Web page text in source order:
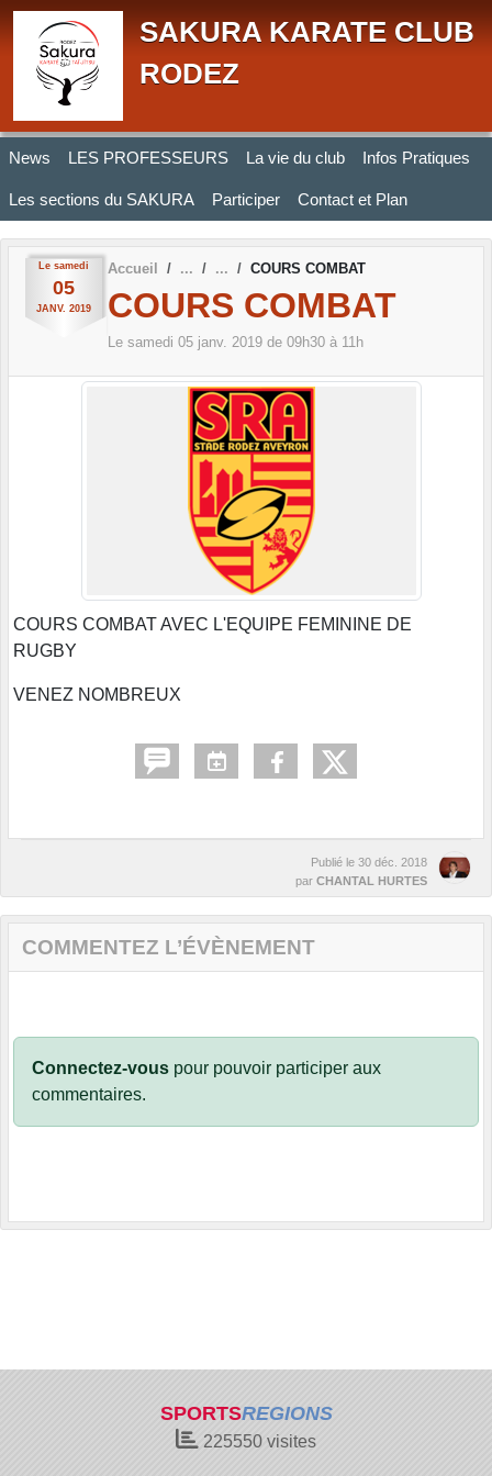
SAKURA KARATE CLUB
RODEZ
News LES PROFESSEURS La vie du club Infos Pratiques
Les sections du SAKURA Participer Contact et Plan
Le samedi
05
JANV. 2019
Accueil COURS COMBAT
COURS COMBAT
Le samedi 05 janv. 2019 de 09h30 à 11h
COURS COMBAT AVEC L'EQUIPE FEMININE DE
RUGBY
VENEZ NOMBREUX
Publié le 30 déc. 2018
par CHANTAL HURTES
COMMENTEZ L’ÉVÈNEMENT
Connectez-vous pour pouvoir participer aux
commentaires.
SPORTSREGIONS
225550 visites
Panneau de gestion des cookies